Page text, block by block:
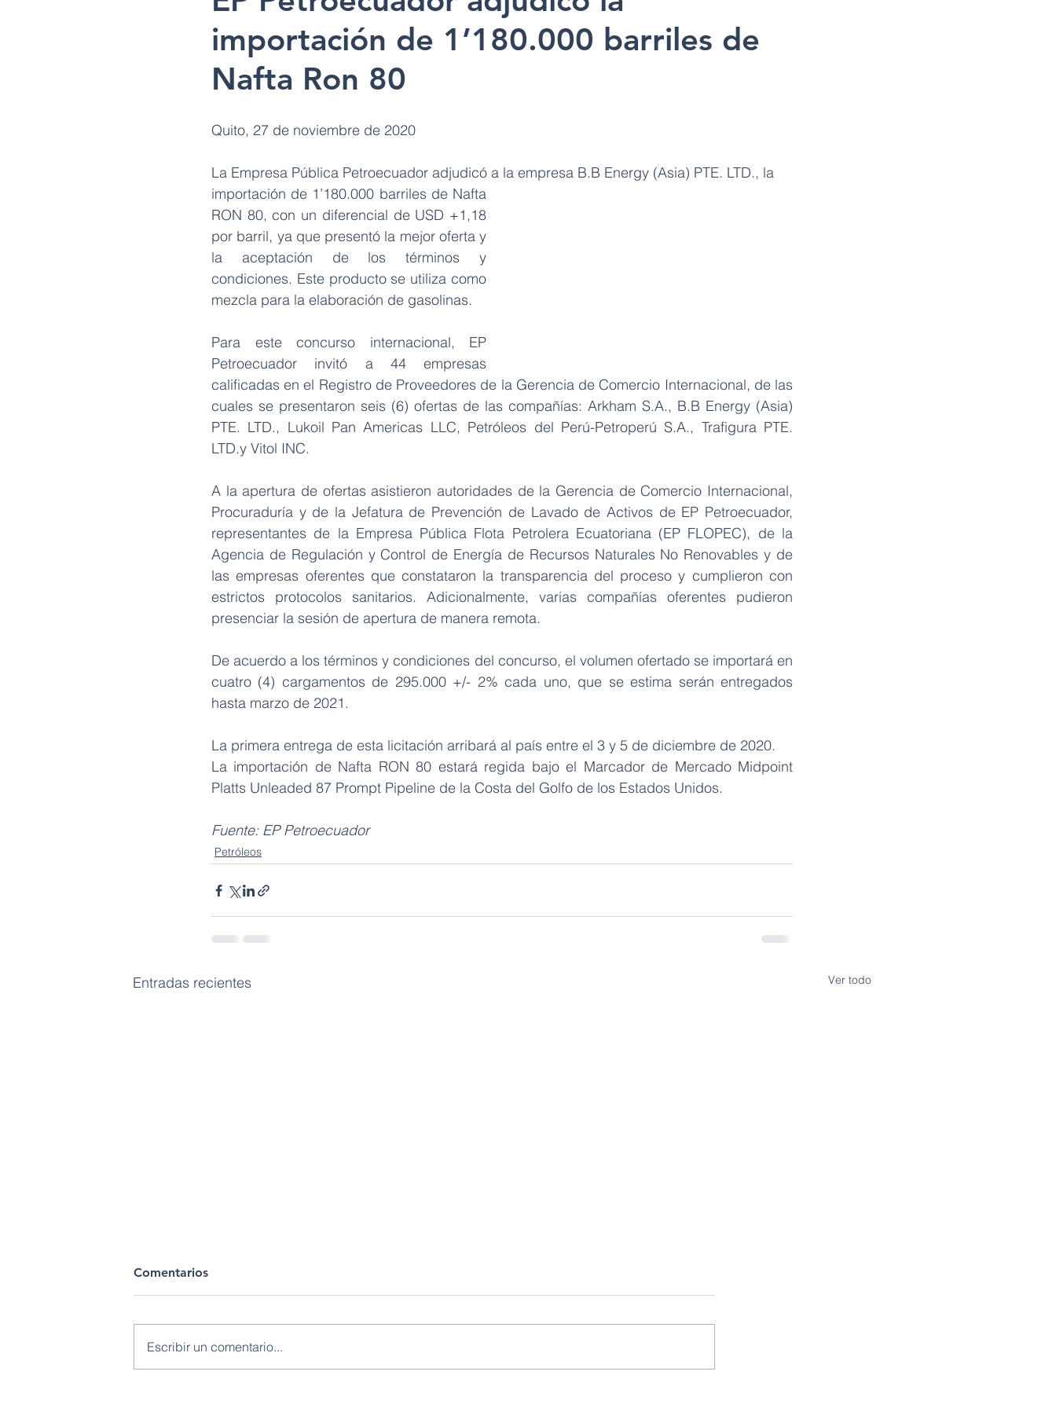
importación de 1’180.000 barriles de
Nafta Ron 80
Quito, 27 de noviembre de 2020
La Empresa Pública Petroecuador adjudicó a la empresa B.B Energy (Asia) PTE. LTD., la
importación de 1’180.000 barriles de Nafta
RON 80, con un diferencial de USD +1,18
por barril, ya que presentó la mejor oferta y
la aceptación de los términos y
condiciones. Este producto se utiliza como
mezcla para la elaboración de gasolinas.
Para este concurso internacional, EP
Petroecuador invitó a 44 empresas
calificadas en el Registro de Proveedores de la Gerencia de Comercio Internacional, de las
cuales se presentaron seis (6) ofertas de las compañías: Arkham S.A., B.B Energy (Asia)
PTE. LTD., Lukoil Pan Americas LLC, Petróleos del Perú-Petroperú S.A., Trafigura PTE.
LTD.y Vitol INC.
A la apertura de ofertas asistieron autoridades de la Gerencia de Comercio Internacional,
Procuraduría y de la Jefatura de Prevención de Lavado de Activos de EP Petroecuador,
representantes de la Empresa Pública Flota Petrolera Ecuatoriana (EP FLOPEC), de la
Agencia de Regulación y Control de Energía de Recursos Naturales No Renovables y de
las empresas oferentes que constataron la transparencia del proceso y cumplieron con
estrictos protocolos sanitarios. Adicionalmente, varias compañías oferentes pudieron
presenciar la sesión de apertura de manera remota.
De acuerdo a los términos y condiciones del concurso, el volumen ofertado se importará en
cuatro (4) cargamentos de 295.000 +/- 2% cada uno, que se estima serán entregados
hasta marzo de 2021.
La primera entrega de esta licitación arribará al país entre el 3 y 5 de diciembre de 2020.
La importación de Nafta RON 80 estará regida bajo el Marcador de Mercado Midpoint
Platts Unleaded 87 Prompt Pipeline de la Costa del Golfo de los Estados Unidos.
Fuente: EP Petroecuador
Petróleos
Entradas recientes Ver todo
Comentarios
Escribir un comentario...